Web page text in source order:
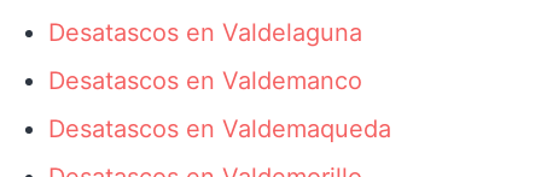
Desatascos en Valdelaguna
Desatascos en Valdemanco
Desatascos en Valdemaqueda